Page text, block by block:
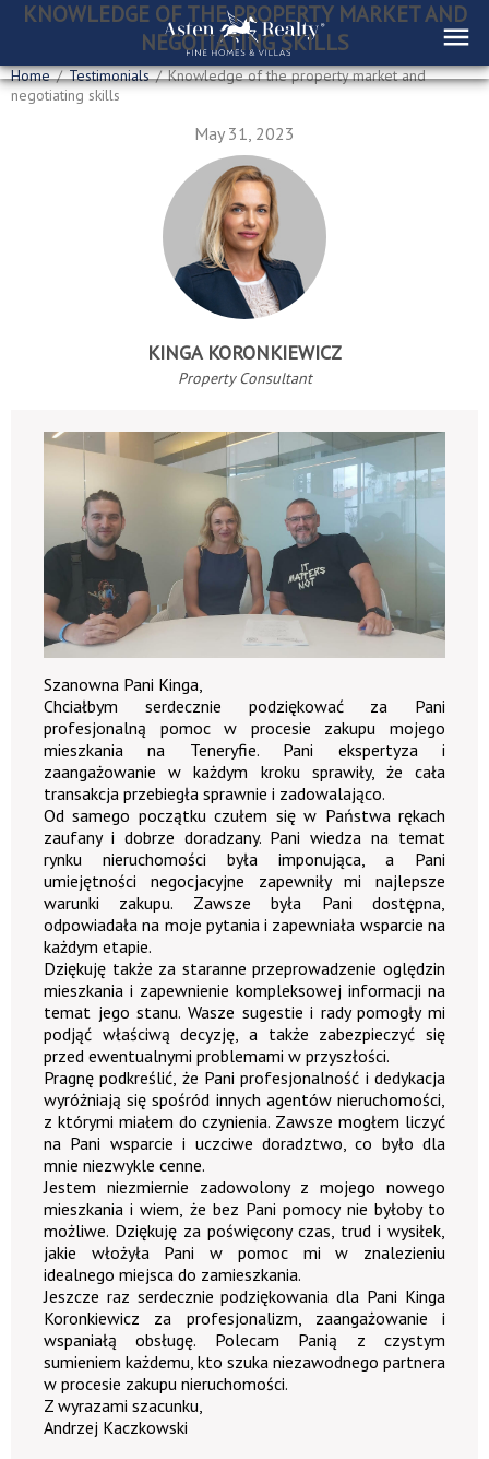
Home / Testimonials / Knowledge of the property market and
negotiating skills
May 31, 2023
KINGA KORONKIEWICZ
Property Consultant
KNOWLEDGE OF THE PROPERTY MARKET AND
NEGOTIATING SKILLS
Szanowna Pani Kinga,
Chciałbym serdecznie podziękować za Pani
profesjonalną pomoc w procesie zakupu mojego
mieszkania na Teneryfie. Pani ekspertyza i
zaangażowanie w każdym kroku sprawiły, że cała
transakcja przebiegła sprawnie i zadowalająco.
Od samego początku czułem się w Państwa rękach
zaufany i dobrze doradzany. Pani wiedza na temat
rynku nieruchomości była imponująca, a Pani
umiejętności negocjacyjne zapewniły mi najlepsze
warunki zakupu. Zawsze była Pani dostępna,
odpowiadała na moje pytania i zapewniała wsparcie na
każdym etapie.
Dziękuję także za staranne przeprowadzenie oględzin
mieszkania i zapewnienie kompleksowej informacji na
temat jego stanu. Wasze sugestie i rady pomogły mi
podjąć właściwą decyzję, a także zabezpieczyć się
przed ewentualnymi problemami w przyszłości.
Pragnę podkreślić, że Pani profesjonalność i dedykacja
wyróżniają się spośród innych agentów nieruchomości,
z którymi miałem do czynienia. Zawsze mogłem liczyć
na Pani wsparcie i uczciwe doradztwo, co było dla
mnie niezwykle cenne.
Jestem niezmiernie zadowolony z mojego nowego
mieszkania i wiem, że bez Pani pomocy nie byłoby to
możliwe. Dziękuję za poświęcony czas, trud i wysiłek,
jakie włożyła Pani w pomoc mi w znalezieniu
idealnego miejsca do zamieszkania.
Jeszcze raz serdecznie podziękowania dla Pani Kinga
Koronkiewicz za profesjonalizm, zaangażowanie i
wspaniałą obsługę. Polecam Panią z czystym
sumieniem każdemu, kto szuka niezawodnego partnera
w procesie zakupu nieruchomości.
Z wyrazami szacunku,
Andrzej Kaczkowski